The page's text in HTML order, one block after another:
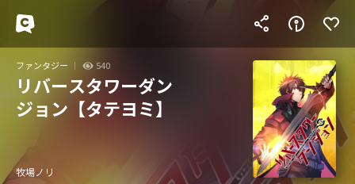
ファンタジー 540
リバースタワーダン
ジョン【タテヨミ】
牧場ノリ